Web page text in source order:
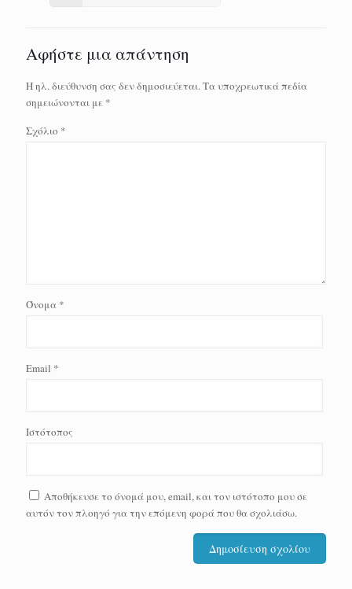
Αφήστε μια απάντηση
Η ηλ. διεύθυνση σας δεν δημοσιεύεται.Τα υποχρεωτικά πεδία
σημειώνονται με *
Σχόλιο *
Όνομα *
Email *
Ιστότοπος
Αποθήκευσε το όνομά μου, email, και τον ιστότοπο μου σε
αυτόν τον πλοηγό για την επόμενη φορά που θα σχολιάσω.